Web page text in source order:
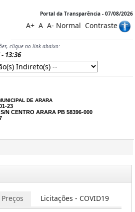
Portal da Transparência - 07/08/2026
A+ A A- Normal Contraste
clique no link abaixo:
13:36
DE ARARA
23
N CENTRO ARARA PB 58396-000
Licitações - COVID19